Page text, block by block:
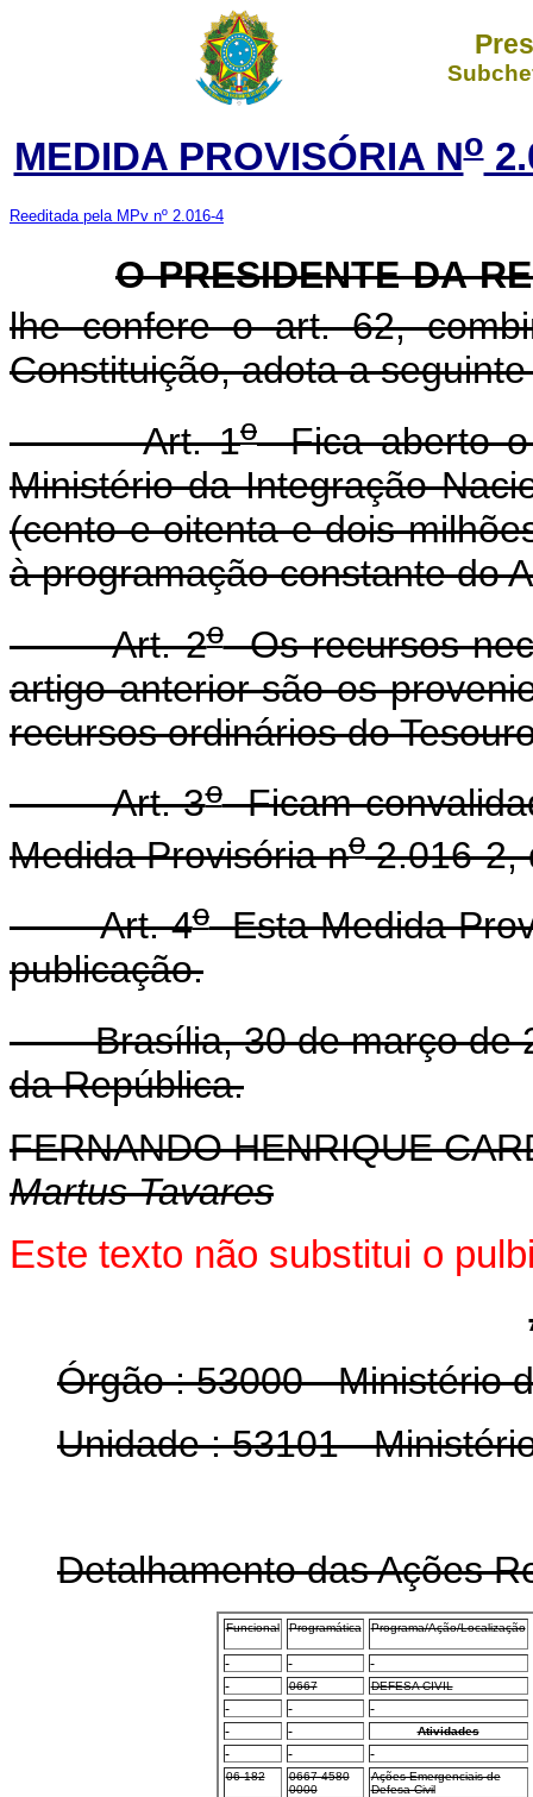
MEDIDA PROVISÓRIA No
Reeditada pela MPv nº 2.016-4
O PRESIDENTE DA
lhe confere o art. 62,
Constituição, adota a
Art. 1oFica aberto o
Ministério da Integração
(cento e oitenta e dois
à programação constante do
Art. 2oOs recursos
artigo anterior são os
recursos ordinários do
Art. 3oFicam
Medida Provisória no2.016-2,
Art. 4oEsta Medida
publicação.
Brasília, 30 de março de
da República.
FERNANDO HENRIQUE
Martus Tavares
Este texto não substitui o
Órgão : 53000 - Ministério
Unidade : 53101 -
Detalhamento das Ações
Funcional Programática Programa/Ação/Localização
0667 DEFESA CIVIL
Atividades
06 182
0667 4580
0000
Ações Emergenciais de
Defesa Civil